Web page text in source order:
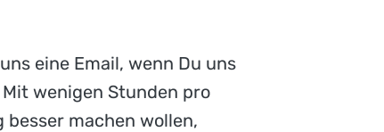
eine Email, wenn Du uns
wenigen Stunden pro
besser machen wollen,